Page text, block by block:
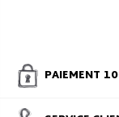
PAIEMENT